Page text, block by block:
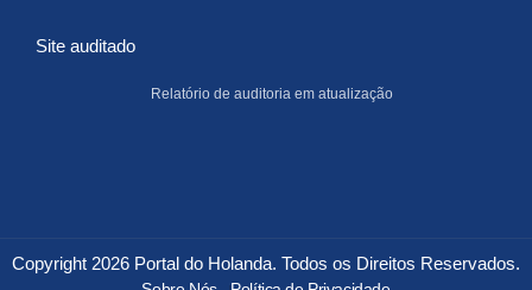
Site auditado
Relatório de auditoria em atualização
Copyright 2026 Portal do Holanda. Todos os Direitos Reservados.